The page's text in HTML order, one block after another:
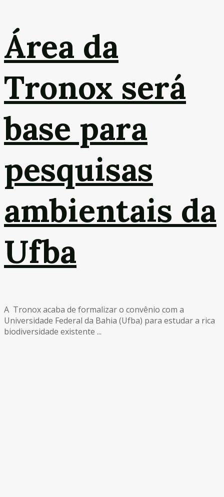
Área da
Tronox será
base para
pesquisas
ambientais da
Ufba
A Tronox acaba de formalizar o convênio com a
Universidade Federal da Bahia (Ufba) para estudar a rica
biodiversidade existente ...